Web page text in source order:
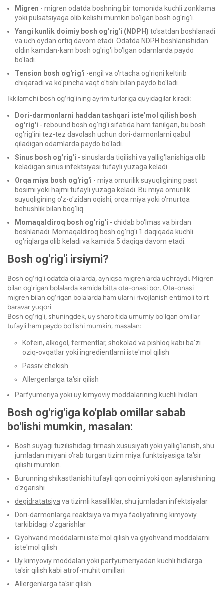
Migren - migren odatda boshning bir tomonida kuchli zonklama
yoki pulsatsiyaga olib kelishi mumkin bo'lgan bosh og'rig'i.
Yangi kunlik doimiy bosh og'rig'i (NDPH) to'satdan boshlanadi
va uch oydan ortiq davom etadi. Odatda NDPH boshlanishidan
oldin kamdan-kam bosh og'rig'i bo'lgan odamlarda paydo
bo'ladi.
Tension bosh og'rig'i -engil va o'rtacha og'riqni keltirib
chiqaradi va ko'pincha vaqt o'tishi bilan paydo bo'ladi.
Ikkilamchi bosh og'rig'ining ayrim turlariga quyidagilar kiradi:
Dori-darmonlarni haddan tashqari iste'mol qilish bosh
og'rig'i - rebound bosh og'rig'i sifatida ham tanilgan, bu bosh
og'rig'ini tez-tez davolash uchun dori-darmonlarni qabul
qiladigan odamlarda paydo bo'ladi.
Sinus bosh og'rig'i - sinuslarda tiqilishi va yallig'lanishiga olib
keladigan sinus infektsiyasi tufayli yuzaga keladi.
Orqa miya bosh og'rig'i - miya omurilik suyuqligining past
bosimi yoki hajmi tufayli yuzaga keladi. Bu miya omurilik
suyuqligining o'z-o'zidan oqishi, orqa miya yoki o'murtqa
behushlik bilan bog'liq.
Momaqaldiroq bosh og'rig'i - chidab bo'lmas va birdan
boshlanadi. Momaqaldiroq bosh og'rig'i 1 daqiqada kuchli
og'riqlarga olib keladi va kamida 5 daqiqa davom etadi.
Bosh og'rig'i irsiymi?
Bosh og'rig'i odatda oilalarda, ayniqsa migrenlarda uchraydi. Migren
bilan og'rigan bolalarda kamida bitta ota-onasi bor. Ota-onasi
migren bilan og'rigan bolalarda ham ularni rivojlanish ehtimoli to'rt
baravar yuqori.
Bosh og'rig'i, shuningdek, uy sharoitida umumiy bo'lgan omillar
tufayli ham paydo bo'lishi mumkin, masalan:
Kofein, alkogol, fermentlar, shokolad va pishloq kabi ba'zi
oziq-ovqatlar yoki ingredientlarni iste'mol qilish
Passiv chekish
Allergenlarga ta'sir qilish
Parfyumeriya yoki uy kimyoviy moddalarining kuchli hidlari
Bosh og'rig'iga ko'plab omillar sabab
bo'lishi mumkin, masalan:
Bosh suyagi tuzilishidagi tirnash xususiyati yoki yallig'lanish, shu
jumladan miyani o'rab turgan tizim miya funktsiyasiga ta'sir
qilishi mumkin.
Burunning shikastlanishi tufayli qon oqimi yoki qon aylanishining
o'zgarishi
degidratatsiyava tizimli kasalliklar, shu jumladan infektsiyalar
Dori-darmonlarga reaktsiya va miya faoliyatining kimyoviy
tarkibidagi o'zgarishlar
Giyohvand moddalarni iste'mol qilish va giyohvand moddalarni
iste'mol qilish
Uy kimyoviy moddalari yoki parfyumeriyadan kuchli hidlarga
ta'sir qilish kabi atrof-muhit omillari
Allergenlarga ta'sir qilish.